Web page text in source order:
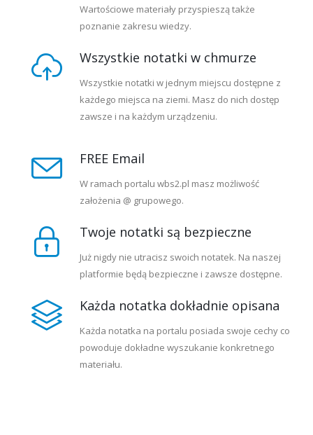
Wartościowe materiały przyspieszą także
poznanie zakresu wiedzy.
Wszystkie notatki w chmurze
Wszystkie notatki w jednym miejscu dostępne z
każdego miejsca na ziemi. Masz do nich dostęp
zawsze i na każdym urządzeniu.
FREE Email
W ramach portalu wbs2.pl masz możliwość
założenia @ grupowego.
Twoje notatki są bezpieczne
Już nigdy nie utracisz swoich notatek. Na naszej
platformie będą bezpieczne i zawsze dostępne.
Każda notatka dokładnie opisana
Każda notatka na portalu posiada swoje cechy co
powoduje dokładne wyszukanie konkretnego
materiału.